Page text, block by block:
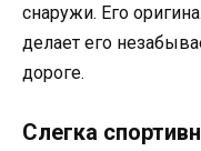
снаружи. Его
делает его
дороге.
Слегка